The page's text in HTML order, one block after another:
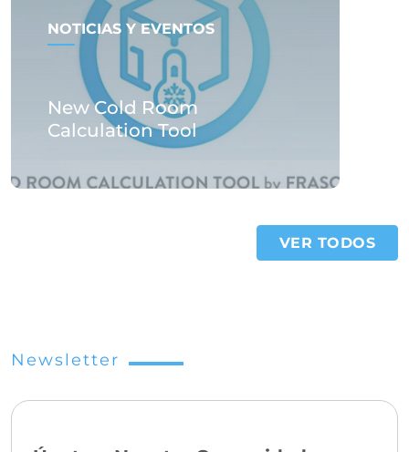
NOTICIAS Y EVENTOS
New Cold Room
Calculation Tool
VER TODOS
Newsletter